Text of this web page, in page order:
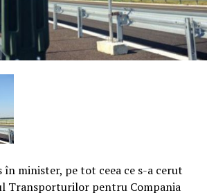
în minister, pe tot ceea ce s-a cerut
Transporturilor pentru Compania